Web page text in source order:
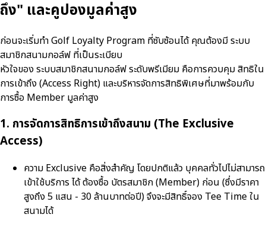
ถึง" และคูปองมูลค่าสูง
ก่อนจะเริ่มทำ Golf Loyalty Program ที่ซับซ้อนได้ คุณต้องมี ระบบ
สมาชิกสนามกอล์ฟ ที่เป็นระเบียบ
หัวใจของ ระบบสมาชิกสนามกอล์ฟ ระดับพรีเมียม คือการควบคุม สิทธิใน
การเข้าถึง (Access Right) และบริหารจัดการสิทธิพิเศษที่มาพร้อมกับ
การซื้อ Member มูลค่าสูง
1. การจัดการสิทธิการเข้าถึงสนาม (The Exclusive
Access)
ความ Exclusive คือสิ่งสำคัญ โดยปกติแล้ว บุคคลทั่วไปไม่สามารถ
เข้าใช้บริการ ได้ ต้องซื้อ บัตรสมาชิก (Member) ก่อน (ซึ่งมีราคา
สูงถึง 5 แสน - 30 ล้านบาทต่อปี) จึงจะมีสิทธิ์จอง Tee Time ใน
สนามได้